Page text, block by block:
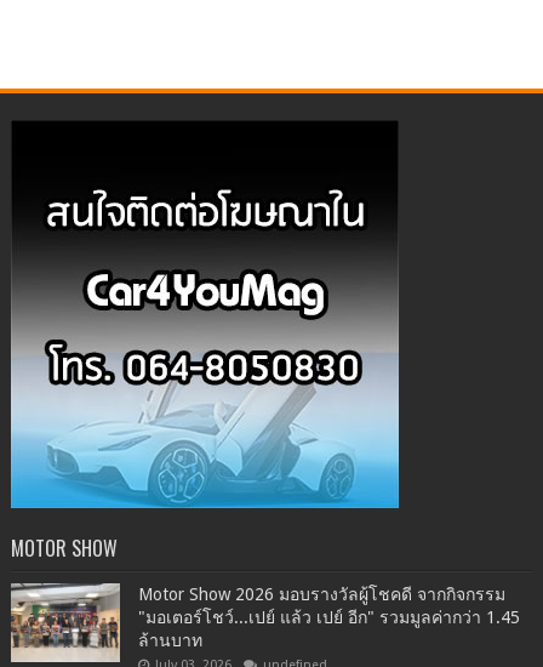
MOTOR SHOW
Motor Show 2026 มอบรางวัลผู้โชคดี จากกิจกรรม
"มอเตอร์โชว์...เปย์ แล้ว เปย์ อีก" รวมมูลค่ากว่า 1.45
ล้านบาท